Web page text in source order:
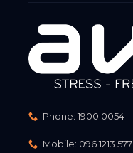
Phone: 1900 0054
Mobile: 096 1213 577